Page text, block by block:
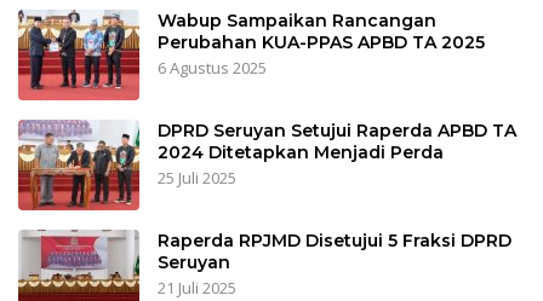
Wabup Sampaikan Rancangan
Perubahan KUA-PPAS APBD TA 2025
6 Agustus 2025
DPRD Seruyan Setujui Raperda APBD TA
2024 Ditetapkan Menjadi Perda
25 Juli 2025
Raperda RPJMD Disetujui 5 Fraksi DPRD
Seruyan
21 Juli 2025